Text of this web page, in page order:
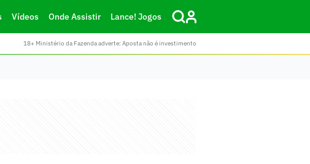
Vídeos Onde Assistir Lance! Jogos
18+ Ministério da Fazenda adverte: Aposta não é investimento